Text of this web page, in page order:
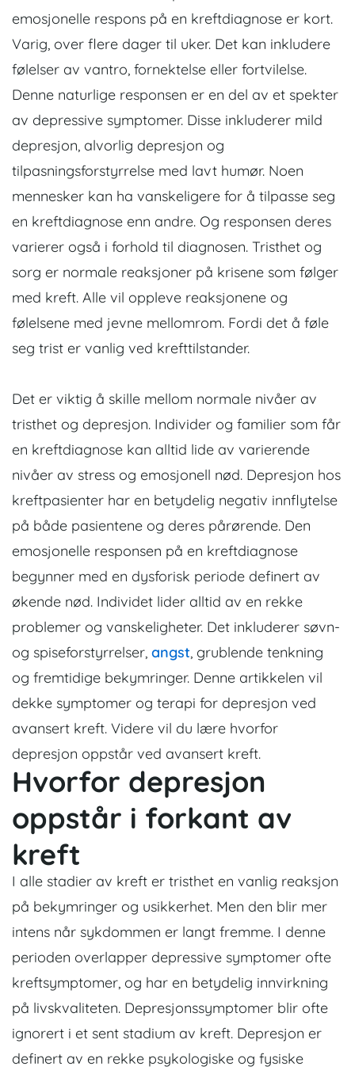
emosjonelle respons på en kreftdiagnose er kort.
Varig, over flere dager til uker. Det kan inkludere
følelser av vantro, fornektelse eller fortvilelse.
Denne naturlige responsen er en del av et spekter
av depressive symptomer. Disse inkluderer mild
depresjon, alvorlig depresjon og
tilpasningsforstyrrelse med lavt humør. Noen
mennesker kan ha vanskeligere for å tilpasse seg
en kreftdiagnose enn andre. Og responsen deres
varierer også i forhold til diagnosen. Tristhet og
sorg er normale reaksjoner på krisene som følger
med kreft. Alle vil oppleve reaksjonene og
følelsene med jevne mellomrom. Fordi det å føle
seg trist er vanlig ved krefttilstander.
Det er viktig å skille mellom normale nivåer av
tristhet og depresjon. Individer og familier som får
en kreftdiagnose kan alltid lide av varierende
nivåer av stress og emosjonell nød. Depresjon hos
kreftpasienter har en betydelig negativ innflytelse
på både pasientene og deres pårørende. Den
emosjonelle responsen på en kreftdiagnose
begynner med en dysforisk periode definert av
økende nød. Individet lider alltid av en rekke
problemer og vanskeligheter. Det inkluderer søvn-
og spiseforstyrrelser, angst, grublende tenkning
og fremtidige bekymringer. Denne artikkelen vil
dekke symptomer og terapi for depresjon ved
avansert kreft. Videre vil du lære hvorfor
depresjon oppstår ved avansert kreft.
Hvorfor depresjon
oppstår i forkant av
kreft
I alle stadier av kreft er tristhet en vanlig reaksjon
på bekymringer og usikkerhet. Men den blir mer
intens når sykdommen er langt fremme. I denne
perioden overlapper depressive symptomer ofte
kreftsymptomer, og har en betydelig innvirkning
på livskvaliteten. Depresjonssymptomer blir ofte
ignorert i et sent stadium av kreft. Depresjon er
definert av en rekke psykologiske og fysiske